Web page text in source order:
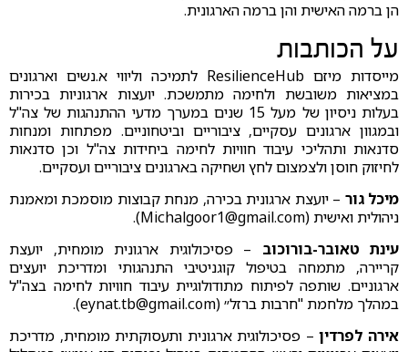
הן ברמה האישית והן ברמה הארגונית.
על הכותבות
מייסדות מיזם ResilienceHub לתמיכה וליווי א.נשים וארגונים
במציאות משובשת ולחימה מתמשכת. יועצות ארגוניות בכירות
בעלות ניסיון של מעל 15 שנים במערך מדעי ההתנהגות של צה"ל
ובמגוון ארגונים עסקיים, ציבוריים וביטחוניים. מפתחות ומנחות
סדנאות ותהליכי עיבוד חוויות לחימה ביחידות צה"ל וכן סדנאות
לחיזוק חוסן ולצמצום לחץ ושחיקה בארגונים ציבוריים ועסקיים.
מיכל גור – יועצת ארגונית בכירה, מנחת קבוצות מוסמכת ומאמנת
ניהולית ואישית (Michalgoor1@gmail.com
).
עינת טאובר-בורוכוב – פסיכולוגית ארגונית מומחית, יועצת
קריירה, מתמחה בטיפול קוגניטיבי התנהגותי ומדריכת יועצים
ארגוניים. שותפה לפיתוח מתודולוגיית עיבוד חוויות לחימה בצה"ל
במהלך מלחמת "חרבות ברזל״ (eynat.tb@gmail.com
).
אירה לפרדין– פסיכולוגית ארגונית ותעסוקתית מומחית, מדריכת